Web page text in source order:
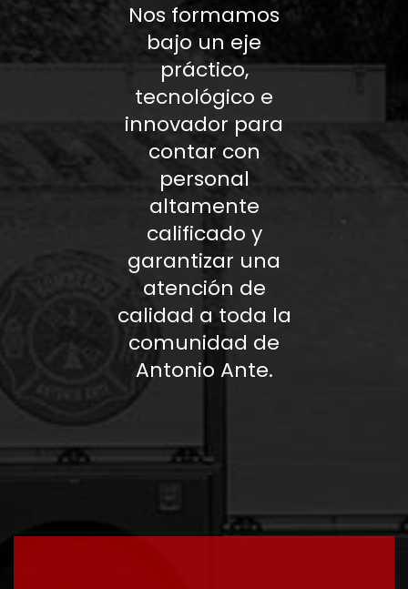
Nos formamos
bajo un eje
práctico,
tecnológico e
innovador para
contar con
personal
altamente
calificado y
garantizar una
atención de
calidad a toda la
comunidad de
Antonio Ante.